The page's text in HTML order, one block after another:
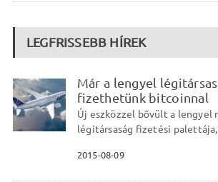
LEGFRISSEBB HÍREK
Már a lengyel
fizethetünk bitcoinnal
Új eszközzel bővült a lengyel
légitársaság fizetési
2015-08-09